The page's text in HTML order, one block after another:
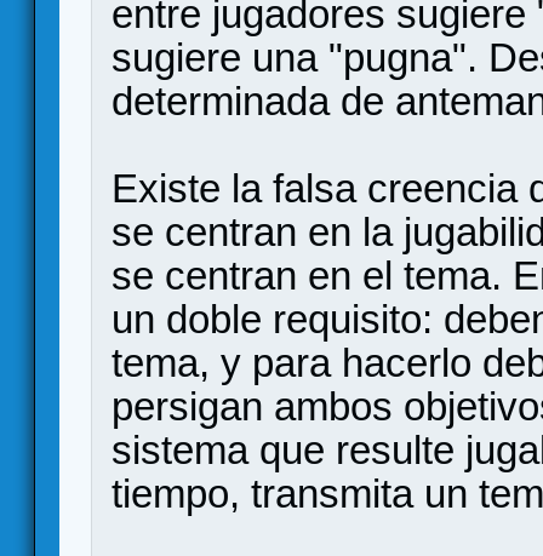
entre jugadores
sugiere una "pugna".
determinada de
Existe la falsa creencia
se centran en la
se centran en el tema.
un doble requisito:
tema, y para hacerlo
persigan ambos
sistema que resulte
tiempo, transmita un